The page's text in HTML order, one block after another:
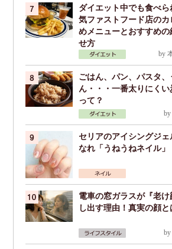
ダイエット中でも食べら
気ファストフード店のカ
めメニューとおすすめの
せ方
by
ごはん、パン、パスタ、
ん・・・一番太りにくい
って？
by
セリアのアイシングジェ
なれ「うねうねネイル」
電車の窓ガラスが『老け
し出す理由！真実の顔と
by